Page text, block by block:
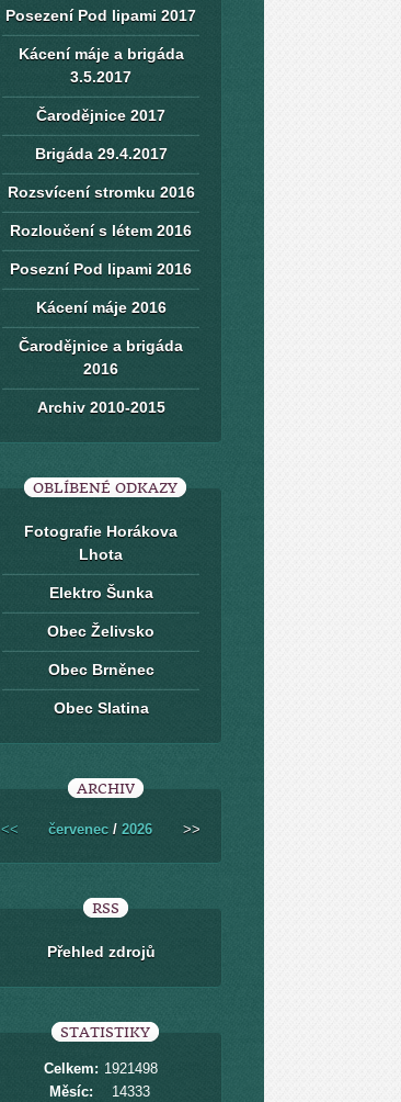
Posezení Pod lipami 2017
Kácení máje a brigáda
3.5.2017
Čarodějnice 2017
Brigáda 29.4.2017
Rozsvícení stromku 2016
Rozloučení s létem 2016
Posezní Pod lipami 2016
Kácení máje 2016
Čarodějnice a brigáda
2016
Archiv 2010-2015
OBLÍBENÉ ODKAZY
Fotografie Horákova
Lhota
Elektro Šunka
Obec Želivsko
Obec Brněnec
Obec Slatina
ARCHIV
<< červenec / 2026 >>
RSS
Přehled zdrojů
STATISTIKY
Celkem: 1921498
Měsíc:
14333